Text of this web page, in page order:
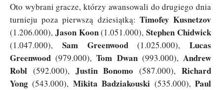
Oto wybrani gracze, którzy awansowali do drugiego dnia
turnieju poza pierwszą dziesiątką: Timofey Kusnetzov
(1.206.000), Jason Koon(1.051.000),Stephen Chidwick
(1.047.000), Sam Greenwood(1.025.000), Lucas
Greenwood(979.000),Tom Dwan (993.000),Andrew
Robl (592.000), Justin Bonomo(587.000),Richard
Yong(543.000), Mikita Badziakouski (535.000),Paul